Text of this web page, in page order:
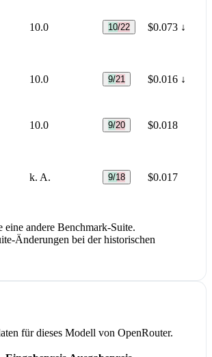
10.0 10/22 $0.073 ↓
10.0 9/21 $0.016 ↓
10.0 9/20 $0.018
k. A. 9/18 $0.017
eine andere Benchmark-Suite.
Änderungen bei der historischen
für dieses Modell von OpenRouter.